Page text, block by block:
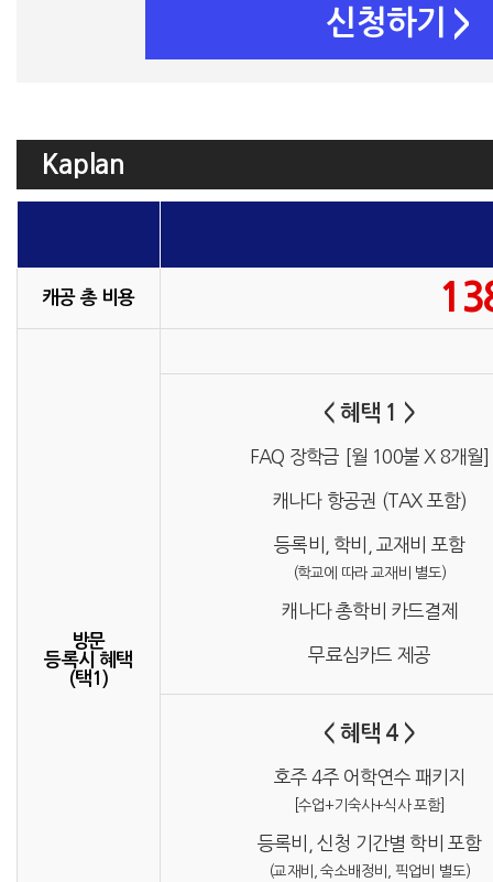
신청하기 >
Kaplan
캐공 총 비용
방문
등록시 혜택
(택1)
< 혜택 1 >
FAQ 장학금 [월 100불 X 8개월]
캐나다 항공권 (TAX 포함)
등록비, 학비, 교재비 포함
(학교에 따라 교재비 별도)
캐나다 총학비 카드결제
무료심카드 제공
< 혜택 4 >
호주 4주 어학연수 패키지
[수업+기숙사+식사 포함]
등록비, 신청 기간별 학비 포함
(교재비, 숙소배정비, 픽업비 별도)